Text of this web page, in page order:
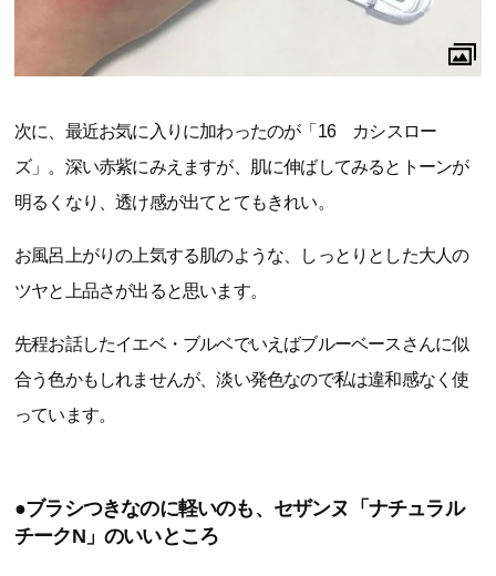
次に、最近お気に入りに加わったのが「16 カシスロー
ズ」。深い赤紫にみえますが、肌に伸ばしてみるとトーンが
明るくなり、透け感が出てとてもきれい。
お風呂上がりの上気する肌のような、しっとりとした大人の
ツヤと上品さが出ると思います。
先程お話したイエベ・ブルベでいえばブルーベースさんに似
合う色かもしれませんが、淡い発色なので私は違和感なく使
っています。
●ブラシつきなのに軽いのも、セザンヌ「ナチュラル
チークN」のいいところ